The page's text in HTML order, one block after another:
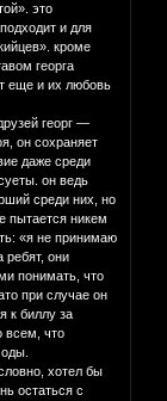
это
и для
кроме
георга
еще и их любовь
георг —
он сохраняет
даже среди
он ведь
среди них, но
пытается никем
«я не принимаю
ребят, они
понимать, что
при случае он
к биллу за
всем, что
хотел бы
остаться с